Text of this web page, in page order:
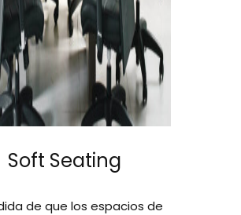
Soft Seating
de que los espacios de